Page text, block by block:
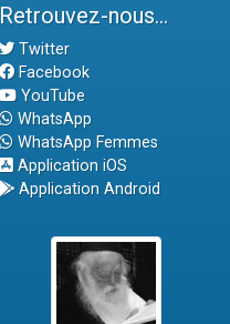
Retrouvez-nous...
Twitter
Facebook
YouTube
WhatsApp
WhatsApp Femmes
Application iOS
Application Android